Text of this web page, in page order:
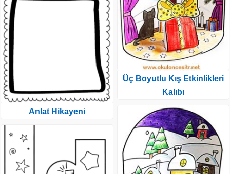
Anlat Hikayeni
Üç Boyutlu Kış Etkinlikleri
Kalıbı